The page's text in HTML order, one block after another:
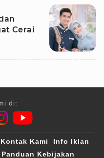
Cerai
di:
Kontak Kami
Info Iklan
Panduan Kebijakan